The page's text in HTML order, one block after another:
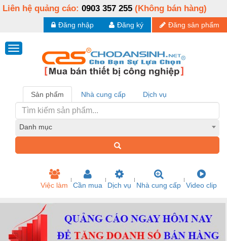
Liên hệ quảng cáo: 0903 357 255 (Không bán hàng)
Đăng sản phẩm
Đăng ký
Đăng nhập
Sản phẩm Nhà cung cấp Dịch vụ
Danh mục
Việc làm Cần mua Dịch vụ Nhà cung cấp Video clip